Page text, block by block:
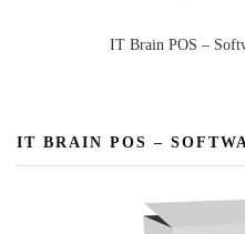
IT Brain POS –
IT BRAIN POS –